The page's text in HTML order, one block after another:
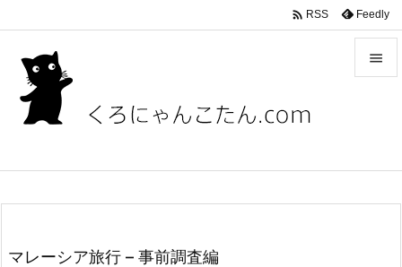

前へ
 RSS Feedly
マレーシア旅行 – 事前調査編